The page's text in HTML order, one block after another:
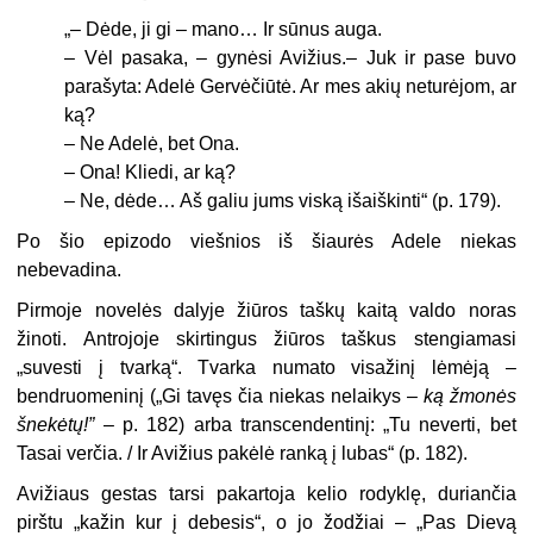
„– Dėde, ji gi – mano… Ir sūnus auga.
– Vėl pasaka, – gynėsi Avižius.– Juk ir pase buvo
parašyta: Adelė Gervėčiūtė. Ar mes akių neturėjom, ar
ką?
– Ne Adelė, bet Ona.
– Ona! Kliedi, ar ką?
– Ne, dėde… Aš galiu jums viską išaiškinti“ (p. 179).
Po šio epizodo viešnios iš šiaurės Adele niekas
nebevadina.
Pirmoje novelės dalyje žiūros taškų kaitą valdo noras
žinoti. Antrojoje skirtingus žiūros taškus stengiamasi
„suvesti į tvarką“. Tvarka numato visažinį lėmėją –
bendruomeninį („Gi tavęs čia niekas nelaikys – ką žmonės
šnekėtų!”– p. 182) arba transcendentinį: „Tu neverti, bet
Tasai verčia. / Ir Avižius pakėlė ranką į lubas“ (p. 182).
Avižiaus gestas tarsi pakartoja kelio rodyklę, duriančia
pirštu „kažin kur į debesis“, o jo žodžiai – „Pas Dievą